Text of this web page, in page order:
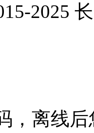
2025
，离线